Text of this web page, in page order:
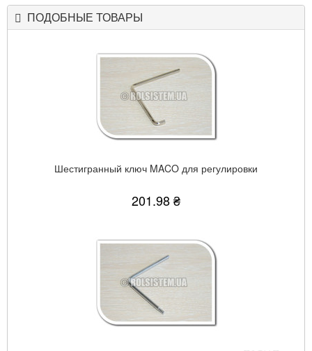
ПОДОБНЫЕ ТОВАРЫ
Шестигранный ключ MACO для регулировки
201.98 ₴